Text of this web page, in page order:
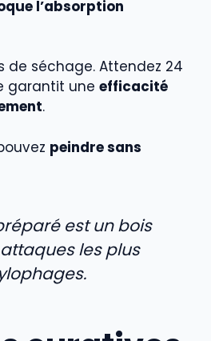
l’absorption
de séchage. Attendez 24
garantit une efficacité
.
peindre sans
est un bois
les plus